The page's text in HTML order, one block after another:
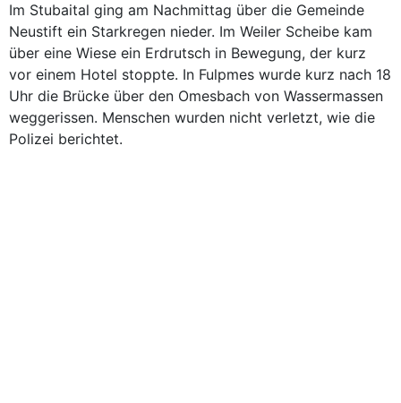
Im Stubaital ging am Nachmittag über die Gemeinde
Neustift ein Starkregen nieder. Im Weiler Scheibe kam
über eine Wiese ein Erdrutsch in Bewegung, der kurz
vor einem Hotel stoppte. In Fulpmes wurde kurz nach 18
Uhr die Brücke über den Omesbach von Wassermassen
weggerissen. Menschen wurden nicht verletzt, wie die
Polizei berichtet.